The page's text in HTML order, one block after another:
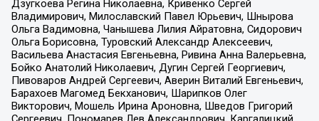
Дзугкоева Регина Николаевна, Кривенко Сергей
Владимирович, Милославский Павел Юрьевич, Шнырова
Ольга Вадимовна, Чанышева Лилия Айратовна, Сидорович
Ольга Борисовна, Туровский Александр Алексеевич,
Васильева Анастасия Евгеньевна, Ривина Анна Валерьевна,
Бойко Анатолий Николаевич, Дугин Сергей Георгиевич,
Пивоваров Андрей Сергеевич, Аверин Виталий Евгеньевич,
Барахоев Магомед Бекханович, Шарипков Олег
Викторович, Мошель Ирина Ароновна, Шведов Григорий